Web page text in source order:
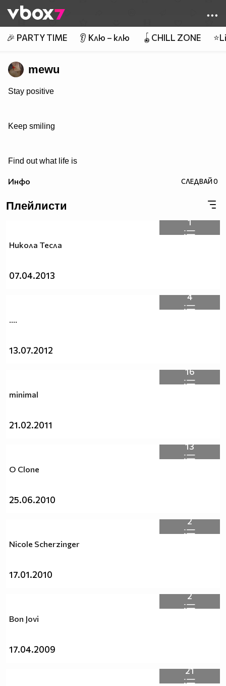
👾
🎉 PARTY TIME 👂 Клю – клю 🪀CHILL ZONE
mewu
Stay positive
Keep smiling
Find out what life is
Инфо СЛЕДВАЙ0
Плейлисти
1
Никола Тесла
07.04.2013
4
....
13.07.2012
16
minimal
21.02.2011
13
O Clone
25.06.2010
2
Nicole Scherzinger
17.01.2010
2
Bon Jovi
17.04.2009
21